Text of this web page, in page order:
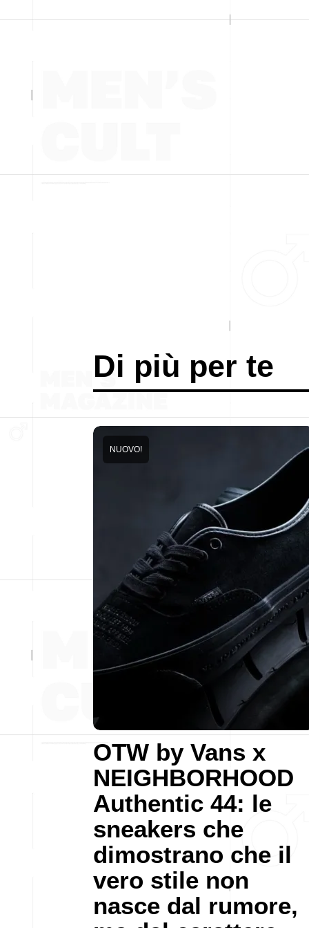
Di più per te
OTW by Vans x
NEIGHBORHOOD
Authentic 44: le
sneakers che
dimostrano che il
vero stile non
nasce dal rumore,
NUOVO!